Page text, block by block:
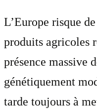
L’Europe risque
produits agricoles
présence massive
génétiquement
tarde toujours à